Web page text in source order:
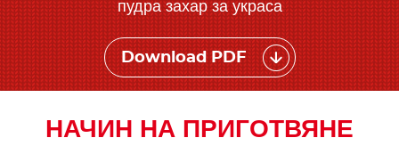
пудра захар за украса
Download PDF
НАЧИН НА ПРИГОТВЯНЕ